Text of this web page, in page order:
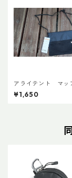
アライテント マッ
ュ 限定カラー：オ
ック
¥1,650